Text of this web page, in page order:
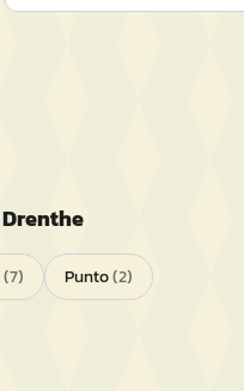
Drenthe
(7) Punto(2)